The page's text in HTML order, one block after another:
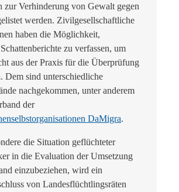
zur Verhinderung von Gewalt gegen
werden. Zivilgesellschaftliche
haben die Möglichkeit,
zu verfassen, um
aus der Praxis für die Überprüfung
Dem sind unterschiedliche
nachgekommen, unter anderem
der
DaMigra.
die Situation geflüchteter
in die Evaluation der Umsetzung
einzubeziehen, wird ein
von Landesflüchtlingsräten